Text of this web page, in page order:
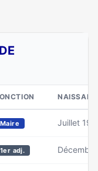
Maire Juillet
1er adj.